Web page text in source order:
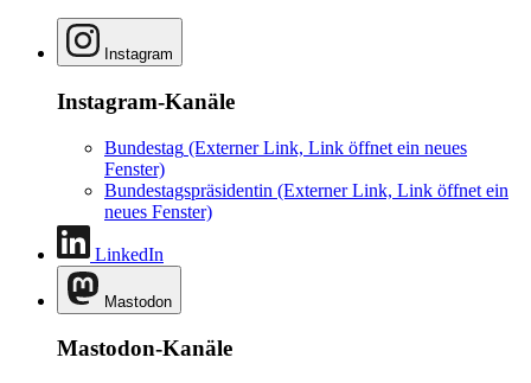
Instagram
Instagram-Kanäle
Bundestag (Externer Link, Link öffnet ein neues
Fenster)
Bundestagspräsidentin (Externer Link, Link öffnet ein
neues Fenster)
LinkedIn
Mastodon
Mastodon-Kanäle